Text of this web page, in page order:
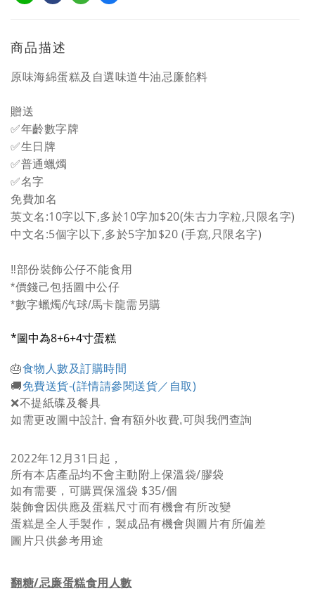
商品描述
原味海綿蛋糕及自選味道牛油忌廉餡料
贈送
✅年齡數字牌
✅生日牌
✅普通蠟燭
✅名字
免費加名
英文名:10字以下,多於10字加$20(朱古力字粒,只限名字)
中文名:5個字以下,多於5字加$20 (手寫,只限名字)
‼️部份裝飾公仔不能食用
*價錢己包括圖中公仔
*數字蠟燭/汽球/馬卡龍需另購
*圖中為8+6+4寸蛋糕
🎂食物人數及訂購時間
🚚免費送貨-(詳情請參閱送貨／自取)
❌不提紙碟及餐具
如需更改圖中設計, 會有額外收費,可與我們查詢
2022年12月31日起，
所有本店產品均不會主動附上保溫袋/膠袋
如有需要，可購買保溫袋 $35/個
裝飾會因供應及蛋糕尺寸而有機會有所改變
蛋糕是全人手製作，製成品有機會與圖片有所偏差
圖片只供參考用途
翻糖/忌廉蛋糕食用人數